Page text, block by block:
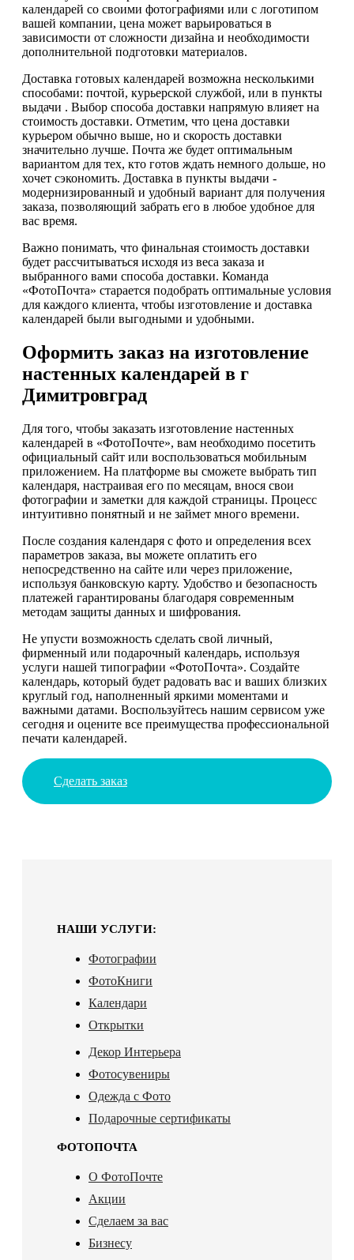
календарей со своими фотографиями или с логотипом
вашей компании, цена может варьироваться в
зависимости от сложности дизайна и необходимости
дополнительной подготовки материалов.
Доставка готовых календарей возможна несколькими
способами: почтой, курьерской службой, или в пункты
выдачи . Выбор способа доставки напрямую влияет на
стоимость доставки. Отметим, что цена доставки
курьером обычно выше, но и скорость доставки
значительно лучше. Почта же будет оптимальным
вариантом для тех, кто готов ждать немного дольше, но
хочет сэкономить. Доставка в пункты выдачи -
модернизированный и удобный вариант для получения
заказа, позволяющий забрать его в любое удобное для
вас время.
Важно понимать, что финальная стоимость доставки
будет рассчитываться исходя из веса заказа и
выбранного вами способа доставки. Команда
«ФотоПочта» старается подобрать оптимальные условия
для каждого клиента, чтобы изготовление и доставка
календарей были выгодными и удобными.
Оформить заказ на изготовление
настенных календарей в г
Димитровград
Для того, чтобы заказать изготовление настенных
календарей в «ФотоПочте», вам необходимо посетить
официальный сайт или воспользоваться мобильным
приложением. На платформе вы сможете выбрать тип
календаря, настраивая его по месяцам, внося свои
фотографии и заметки для каждой страницы. Процесс
интуитивно понятный и не займет много времени.
После создания календаря с фото и определения всех
параметров заказа, вы можете оплатить его
непосредственно на сайте или через приложение,
используя банковскую карту. Удобство и безопасность
платежей гарантированы благодаря современным
методам защиты данных и шифрования.
Не упусти возможность сделать свой личный,
фирменный или подарочный календарь, используя
услуги нашей типографии «ФотоПочта». Создайте
календарь, который будет радовать вас и ваших близких
круглый год, наполненный яркими моментами и
важными датами. Воспользуйтесь нашим сервисом уже
сегодня и оцените все преимущества профессиональной
печати календарей.
Сделать заказ
НАШИ УСЛУГИ:
Фотографии
ФотоКниги
Календари
Открытки
Декор Интерьера
Фотосувениры
Одежда с Фото
Подарочные сертификаты
ФОТОПОЧТА
О ФотоПочте
Акции
Сделаем за вас
Бизнесу